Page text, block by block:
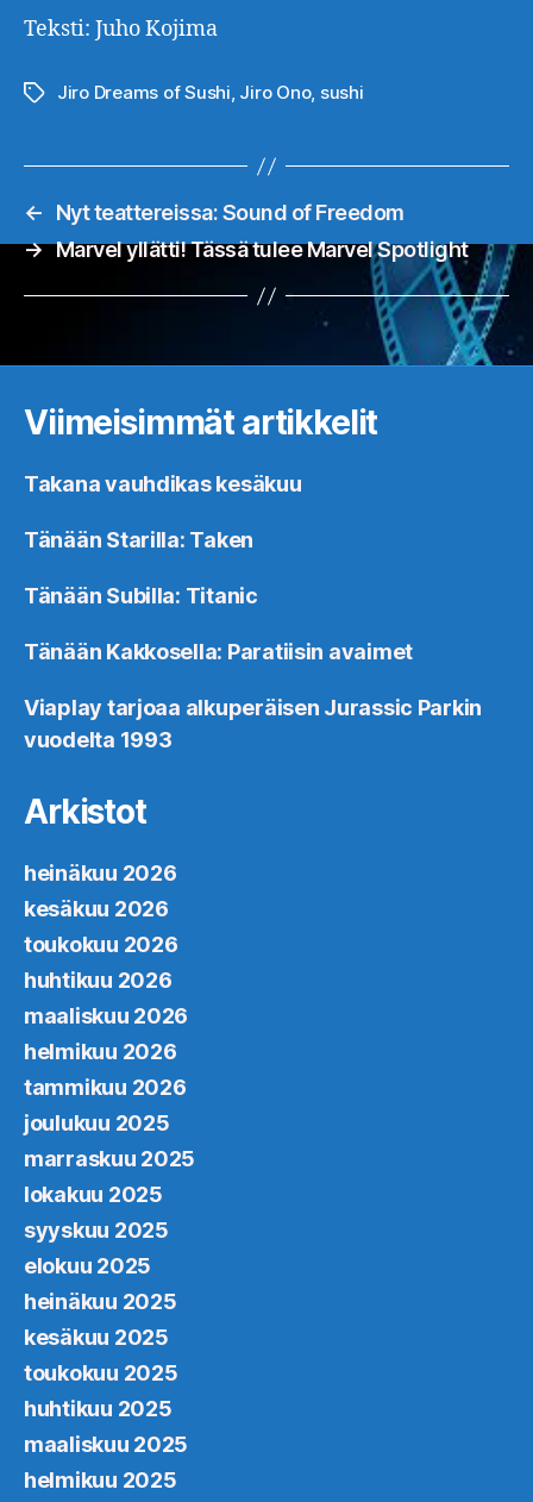
Teksti: Juho Kojima
Avainsanat
Jiro Dreams of Sushi, Jiro Ono, sushi
←
Nyt teattereissa: Sound of Freedom
→ Marvel yllätti! Tässä tulee Marvel Spotlight
Viimeisimmät artikkelit
Takana vauhdikas kesäkuu
Tänään Starilla: Taken
Tänään Subilla: Titanic
Tänään Kakkosella: Paratiisin avaimet
Viaplay tarjoaa alkuperäisen Jurassic Parkin
vuodelta 1993
Arkistot
heinäkuu 2026
kesäkuu 2026
toukokuu 2026
huhtikuu 2026
maaliskuu 2026
helmikuu 2026
tammikuu 2026
joulukuu 2025
marraskuu 2025
lokakuu 2025
syyskuu 2025
elokuu 2025
heinäkuu 2025
kesäkuu 2025
toukokuu 2025
huhtikuu 2025
maaliskuu 2025
helmikuu 2025